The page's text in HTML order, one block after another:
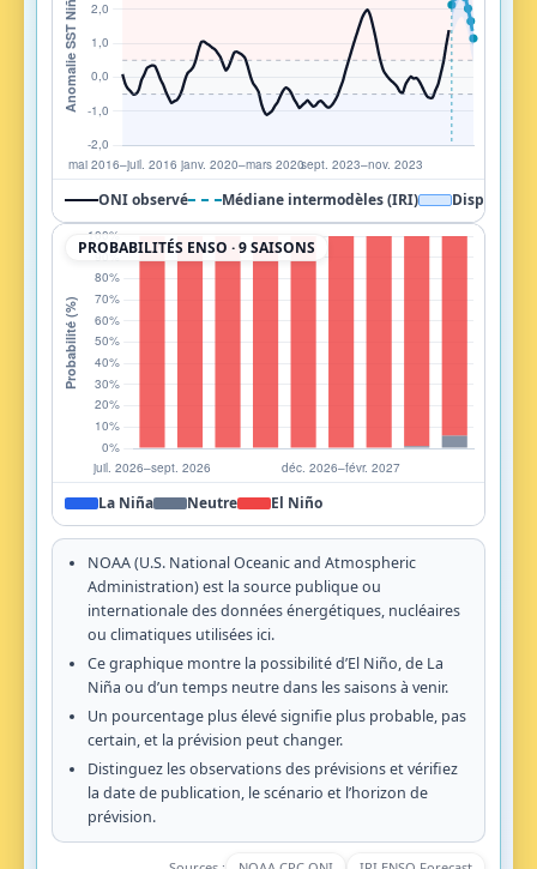
ONI observé Médiane intermodèles (IRI) Dispersion
PROBABILITÉS ENSO · 9 SAISONS
La Niña Neutre El Niño
NOAA (U.S. National Oceanic and Atmospheric
Administration) est la source publique ou
internationale des données énergétiques, nucléaires
ou climatiques utilisées ici.
Ce graphique montre la possibilité d’El Niño, de La
Niña ou d’un temps neutre dans les saisons à venir.
Un pourcentage plus élevé signifie plus probable, pas
certain, et la prévision peut changer.
Distinguez les observations des prévisions et vérifiez
la date de publication, le scénario et l’horizon de
prévision.